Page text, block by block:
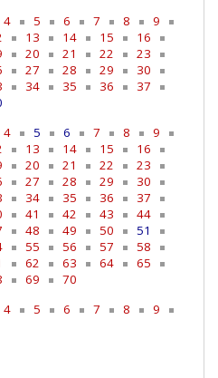
4 5 6 7 8
9
13 14 15
16
20 21 22
23
27 28 29
30
34 35 36
37
4 5 6 7 8
9
13 14 15
16
20 21 22
23
27 28 29
30
34 35 36
37
41 42 43
44
48 49 50
51
55 56 57
58
62 63 64
65
69
70
4 5 6 7 8
9